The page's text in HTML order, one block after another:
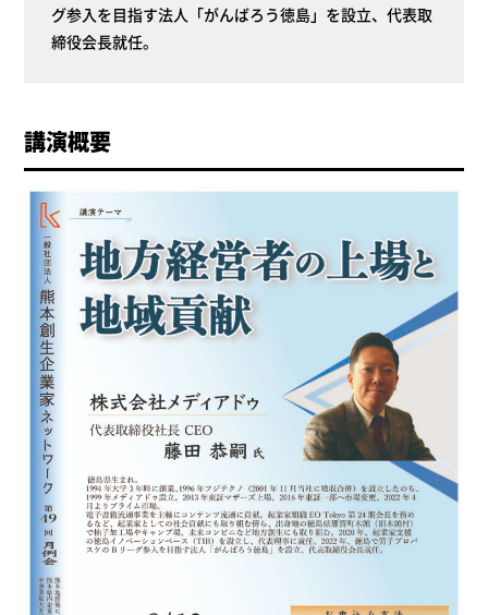
グ参入を目指す法人「がんばろう徳島」を設立、代表取
締役会長就任。
講演概要